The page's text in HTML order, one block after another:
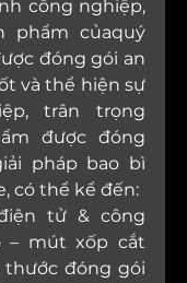
công nghiệp,
phẩm củaquý
đóng gói an
và thể hiện sự
trân trọng
được đóng
pháp bao bì
có thể kể đến:
tử & công
– mút xốp cắt
đóng gói